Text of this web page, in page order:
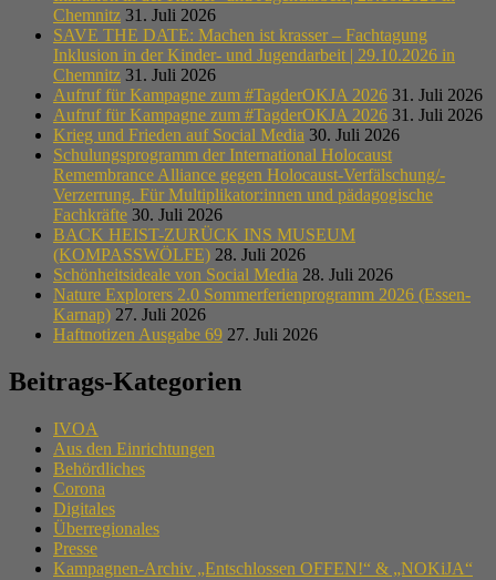
Chemnitz 31. Juli 2026
SAVE THE DATE: Machen ist krasser – Fachtagung
Inklusion in der Kinder- und Jugendarbeit | 29.10.2026 in
Chemnitz 31. Juli 2026
Aufruf für Kampagne zum #TagderOKJA 2026 31. Juli 2026
Aufruf für Kampagne zum #TagderOKJA 2026 31. Juli 2026
Krieg und Frieden auf Social Media 30. Juli 2026
Schulungsprogramm der International Holocaust
Remembrance Alliance gegen Holocaust-Verfälschung/-
Verzerrung. Für Multiplikator:innen und pädagogische
Fachkräfte 30. Juli 2026
BACK HEIST-ZURÜCK INS MUSEUM
(KOMPASSWÖLFE) 28. Juli 2026
Schönheitsideale von Social Media 28. Juli 2026
Nature Explorers 2.0 Sommerferienprogramm 2026 (Essen-
Karnap) 27. Juli 2026
Haftnotizen Ausgabe 69 27. Juli 2026
Beitrags-Kategorien
IVOA
Aus den Einrichtungen
Behördliches
Corona
Digitales
Überregionales
Presse
Kampagnen-Archiv „Entschlossen OFFEN!“ & „NOKiJA“